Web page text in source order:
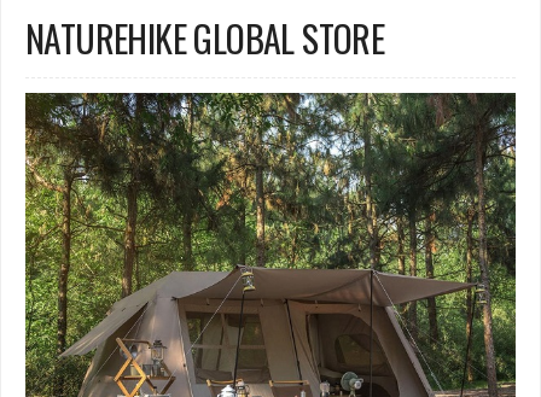
NATUREHIKE GLOBAL STORE